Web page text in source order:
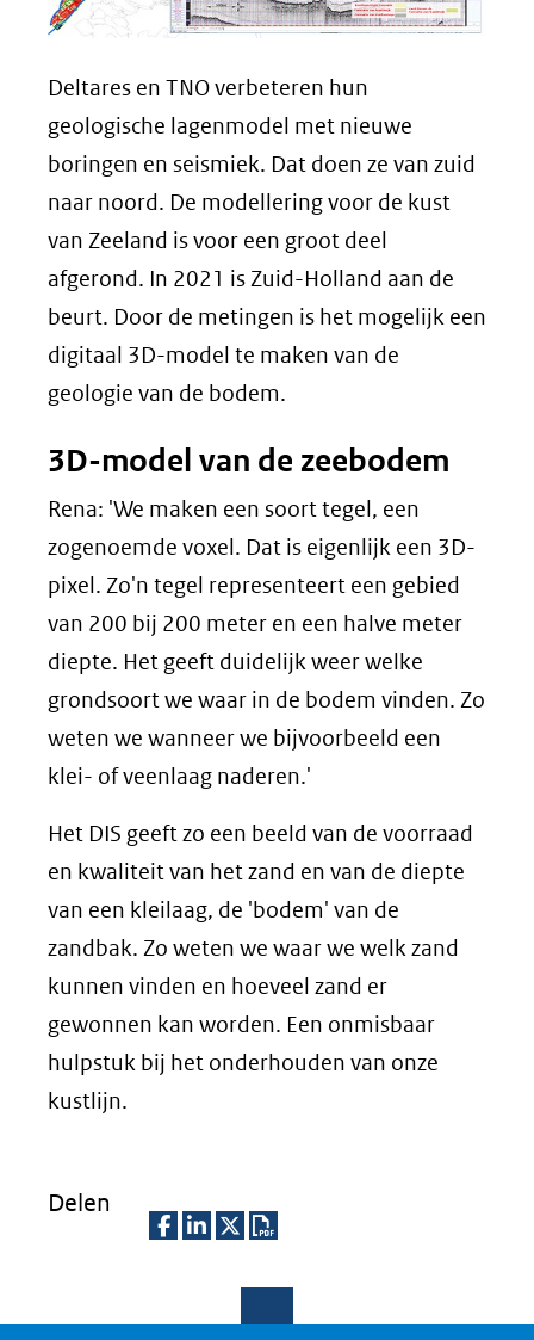
Deltares en TNO verbeteren hun
geologische lagenmodel met nieuwe
boringen en seismiek. Dat doen ze van zuid
naar noord. De modellering voor de kust
van Zeeland is voor een groot deel
afgerond. In 2021 is Zuid-Holland aan de
beurt. Door de metingen is het mogelijk een
digitaal 3D-model te maken van de
geologie van de bodem.
3D-model van de zeebodem
Rena: 'We maken een soort tegel, een
zogenoemde voxel. Dat is eigenlijk een 3D-
pixel. Zo'n tegel representeert een gebied
van 200 bij 200 meter en een halve meter
diepte. Het geeft duidelijk weer welke
grondsoort we waar in de bodem vinden. Zo
weten we wanneer we bijvoorbeeld een
klei- of veenlaag naderen.'
Het DIS geeft zo een beeld van de voorraad
en kwaliteit van het zand en van de diepte
van een kleilaag, de 'bodem' van de
zandbak. Zo weten we waar we welk zand
kunnen vinden en hoeveel zand er
gewonnen kan worden. Een onmisbaar
hulpstuk bij het onderhouden van onze
kustlijn.
Delen